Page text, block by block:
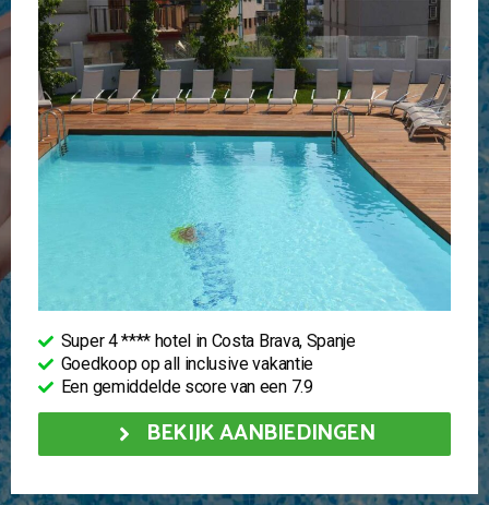
Super 4 **** hotel in Costa Brava, Spanje
Goedkoop op all inclusive vakantie
Een gemiddelde score van een 7.9
BEKIJK AANBIEDINGEN